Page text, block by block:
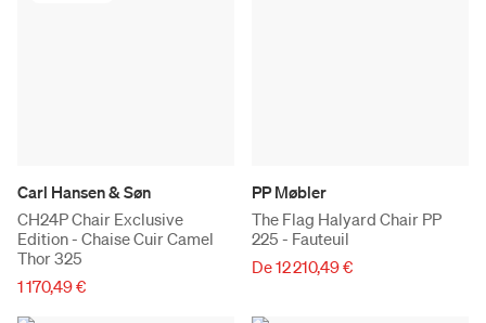
Carl Hansen & Søn
CH24P Chair Exclusive
Edition - Chaise Cuir Camel
Thor 325
1 170,49 €
PP Møbler
The Flag Halyard Chair PP
225 - Fauteuil
De 12 210,49 €